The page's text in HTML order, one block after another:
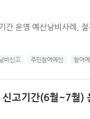
운영 예산낭비사례,
비신고 주민참여예산 참여
고기간(6월~7월)